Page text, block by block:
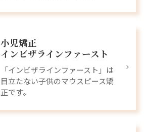
小児矯正
インビザラインファースト
「インビザラインファースト」は
目立たない子供のマウスピース矯
正です。